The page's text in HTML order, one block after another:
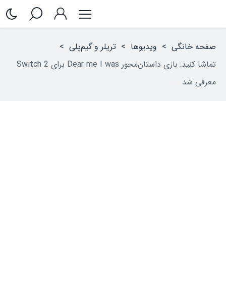
صفحه خانگی > ویدیوها > تریلر و گیم‌پلی >
تماشا کنید: بازی داستان‌محور Dear me I was برای Switch 2
معرفی شد